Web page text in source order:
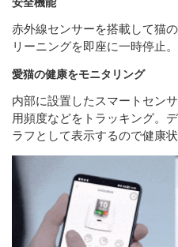
赤外線センサーを搭載して猫
リーニングを即座に一時停止。
愛猫の健康をモニタリング
内部に設置したスマートセン
用頻度などをトラッキング。
ラフとして表示するので健康状